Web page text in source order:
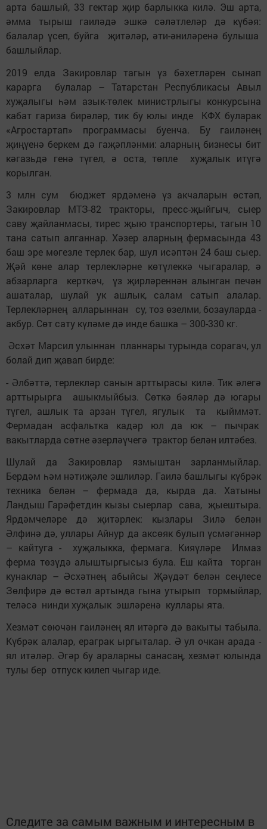
арта башлый, 33 гектар җир барлыкка килә. Эш арта,
әмма тырыш гаиләдә эшкә сәләтлеләр дә күбәя:
балалар үсеп, буйга җитәләр, әти-әниләренә булыша
башлыйлар.
2019 елда Закировлар тагын үз бәхетләрен сынап
карарга булалар – Татарстан Республикасы Авыл
хуҗалыгы һәм азык-төлек министрлыгы конкурсына
кабат гариза бирәләр, тик бу юлы инде КФХ буларак
«Агростартап» программасы буенча. Бу гаиләнең
җиңүенә беркем дә гаҗәпләнми: аларның бизнесы бит
кәгазьдә генә түгел, ә оста, төпле хуҗалык итүгә
корылган.
3 млн сум бюджет ярдәменә үз акчаларын өстәп,
Закировлар МТЗ-82 тракторы, пресс-җыйгыч, сыер
саву җайланмасы, тирес җыю транспортеры, тагын 10
тана сатып алганнар. Хәзер аларның фермасында 43
баш эре мөгезле терлек бар, шул исәптән 24 баш сыер.
Җәй көне алар терлекләрне көтүлеккә чыгаралар, ә
абзарларга керткәч, үз җирләреннән алынган печән
ашаталар, шулай ук ашлык, салам сатып алалар.
Терлекләрнең алларыннан су, тоз өзелми, бозауларда -
акбур. Сөт сату күләме дә инде башка – 300-330 кг.
Әсхәт Марсил улыннан планнары турында сорагач, ул
болай дип җавап бирде:
- Әлбәттә, терлекләр санын арттырасы килә. Тик әлегә
арттырырга ашыкмыйбыз. Сөткә бәяләр дә югары
түгел, ашлык та арзан түгел, ягулык та кыйммәт.
Фермадан асфальтка кадәр юл да юк – пычрак
вакытларда сөтне әзерләүчегә трактор белән илтәбез.
Шулай да Закировлар язмыштан зарланмыйлар.
Бердәм һәм нәтиҗәле эшлиләр. Гаилә башлыгы күбрәк
техника белән – фермада да, кырда да. Хатыны
Ландыш Гарәфетдин кызы сыерлар сава, җыештыра.
Ярдәмчеләре дә җитәрлек: кызлары Зилә белән
Әлфинә дә, уллары Айнур да аксөяк булып үсмәгәннәр
– кайтуга - хуҗалыкка, фермага. Кияүләре Илмаз
ферма төзүдә алыштыргысыз була. Еш кайта торган
кунаклар – Әсхәтнең абыйсы Җәүдәт белән сеңлесе
Зөлфирә дә өстәл артында гына утырып тормыйлар,
теләсә нинди хуҗалык эшләренә куллары ята.
Хезмәт сөючән гаиләнең ял итәргә дә вакыты табыла.
Күбрәк алалар, ераграк ыргыталар. Ә ул очкан арада -
ял итәләр. Әгәр бу араларны санасаң, хезмәт юлында
тулы бер отпуск килеп чыгар иде.
Следите за самым важным и интересным в